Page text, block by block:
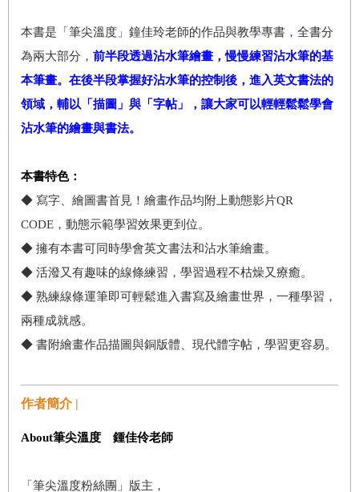
本書是「筆尖溫度」鐘佳玲老師的作品與教學專書，全書分
為兩大部分， 前半段透過沾水筆繪畫，慢慢練習沾水筆的基
本筆畫。在後半段掌握好沾水筆的控制後，進入英文書法的
領域，輔以 「 描圖 」 與 「 字帖」
，讓大家可以輕輕鬆鬆學會
沾水筆的繪畫與書法。
本書特色：
◆ 寫字、繪圖書首見！繪畫作品均附上動態影片QR
CODE，動態示範學習效果更到位。
◆ 擁有本書可同時學會英文書法和沾水筆繪畫。
◆ 活潑又有趣味的線條練習，學習過程不枯燥又療癒。
◆ 熟練線條運筆即可輕鬆進入書寫及繪畫世界，一種學習，
兩種成就感。
◆ 書附繪畫作品描圖與銅版體、現代體字帖，學習更容易。
作者簡介 |
About筆尖溫度 鍾佳伶老師
「筆尖溫度粉絲團」版主，